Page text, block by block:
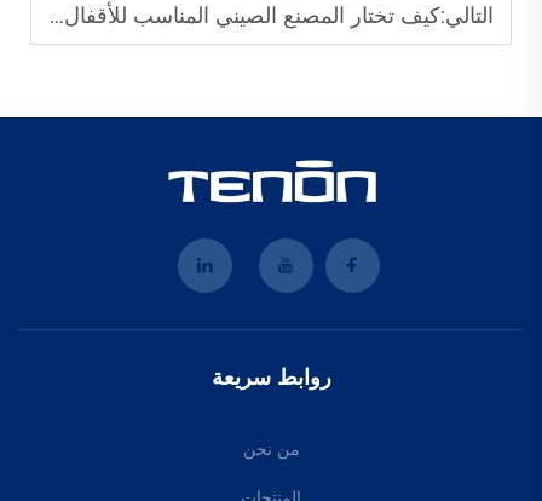
التالي:كيف تختار المصنع الصيني المناسب للأقفال الذكية لعلامتك التجارية؟
روابط سريعة
من نحن